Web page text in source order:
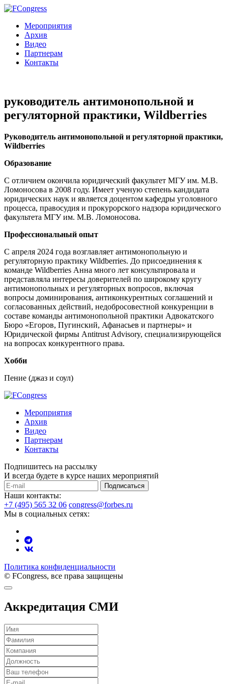
Мероприятия
Архив
Видео
Партнерам
Контакты
руководитель антимонопольной и
регуляторной практики, Wildberries
Руководитель антимонопольной и регуляторной практики,
Wildberries
Образование
С отличием окончила юридический факультет МГУ им. М.В.
Ломоносова в 2008 году. Имеет ученую степень кандидата
юридических наук и является доцентом кафедры уголовного
процесса, правосудия и прокурорского надзора юридического
факультета МГУ им. М.В. Ломоносова.
Профессиональный опыт
С апреля 2024 года возглавляет антимонопольную и
регуляторную практику Wildberries. До присоединения к
команде Wildberries Анна много лет консультировала и
представляла интересы доверителей по широкому кругу
антимонопольных и регуляторных вопросов, включая
вопросы доминирования, антиконкурентных соглашений и
согласованных действий, недобросовестной конкуренции в
составе команды антимонопольной практики Адвокатского
Бюро «Егоров, Пугинский, Афанасьев и партнеры» и
Юридической фирмы Antitrust Advisory, специализирующейся
на вопросах конкурентного права.
Хобби
Пение (джаз и соул)
Мероприятия
Архив
Видео
Партнерам
Контакты
Подпишитесь на рассылку
И всегда будете в курсе наших мероприятий
Подписаться
Наши контакты:
+7 (495) 565 32 06 congress@forbes.ru
Мы в социальных сетях:
Политика конфиденциальности
© FCongress, все права защищены
Аккредитация СМИ